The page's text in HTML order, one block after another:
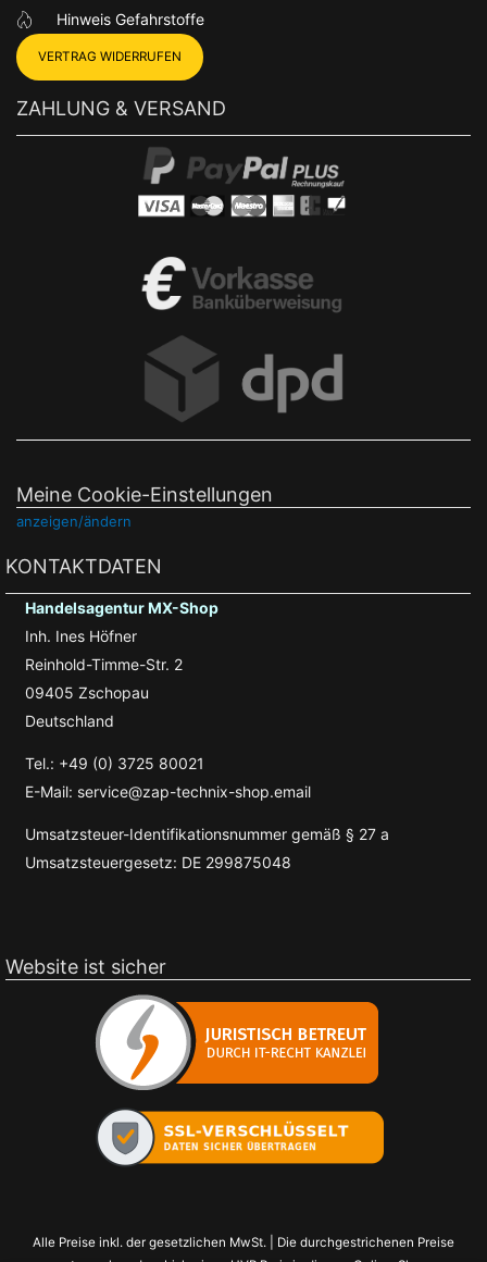
Hinweis Gefahrstoffe
VERTRAG WIDERRUFEN
ZAHLUNG & VERSAND
Meine Cookie-Einstellungen
anzeigen/ändern
KONTAKTDATEN
Handelsagentur MX-Shop
Inh. Ines Höfner
Reinhold-Timme-Str. 2
09405 Zschopau
Deutschland
Tel.: +49 (0) 3725 80021
E-Mail: service@zap-technix-shop.email
Umsatzsteuer-Identifikationsnummer gemäß § 27 a
Umsatzsteuergesetz: DE 299875048
Website ist sicher
Alle Preise inkl. der gesetzlichen MwSt. | Die durchgestrichenen Preise